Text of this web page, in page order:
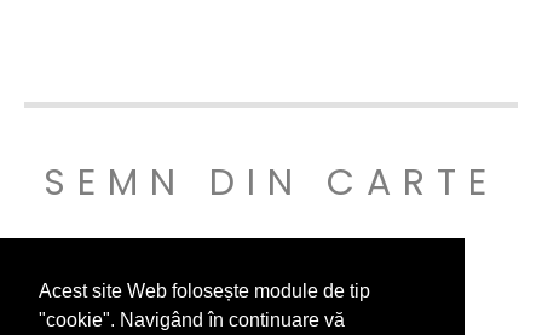
Acest site Web folosește module de tip
"cookie". Navigând în continuare vă
SEMN DIN CARTE